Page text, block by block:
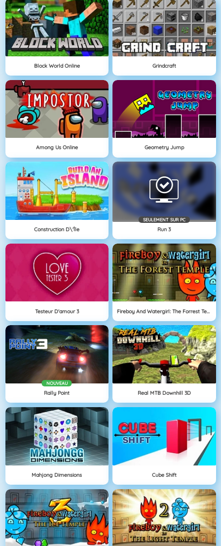
Block World Online Grindcraft
Among Us Online Geometry Jump
Construction D\'île
SEULEMENT SUR PC
Run 3
Testeur D'amour 3 Fireboy And Watergirl: The Forrest Temple
NOUVEAU
Rally Point Real MTB Downhill 3D
Mahjong Dimensions Cube Shift